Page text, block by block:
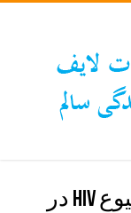
شیوع HIV در